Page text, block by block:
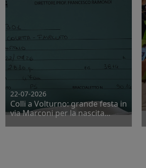
22-07-2026
Colli a Volturno: grande festa in
via Marconi per la nascita...